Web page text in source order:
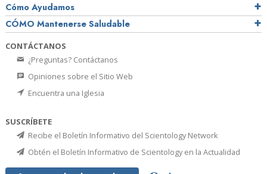
Cómo Ayudamos
CÓMO Mantenerse Saludable
CONTÁCTANOS
¿Preguntas? Contáctanos
Opiniones sobre el Sitio Web
Encuentra una Iglesia
SUSCRÍBETE
Recibe el Boletín Informativo del Scientology Network
Obtén el Boletín Informativo de Scientology en la Actualidad